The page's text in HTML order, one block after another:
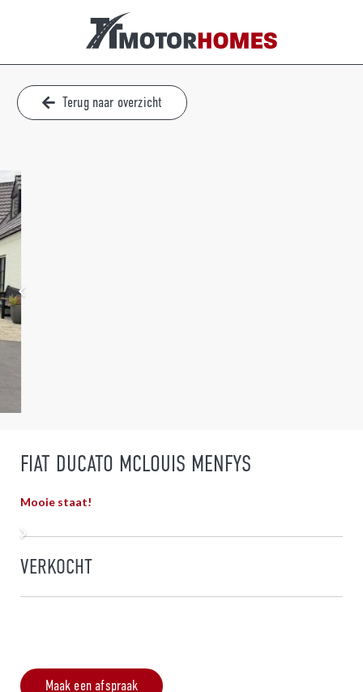
Terug naar overzicht
FIAT DUCATO MCLOUIS MENFYS
Mooie staat!
VERKOCHT
Maak een afspraak